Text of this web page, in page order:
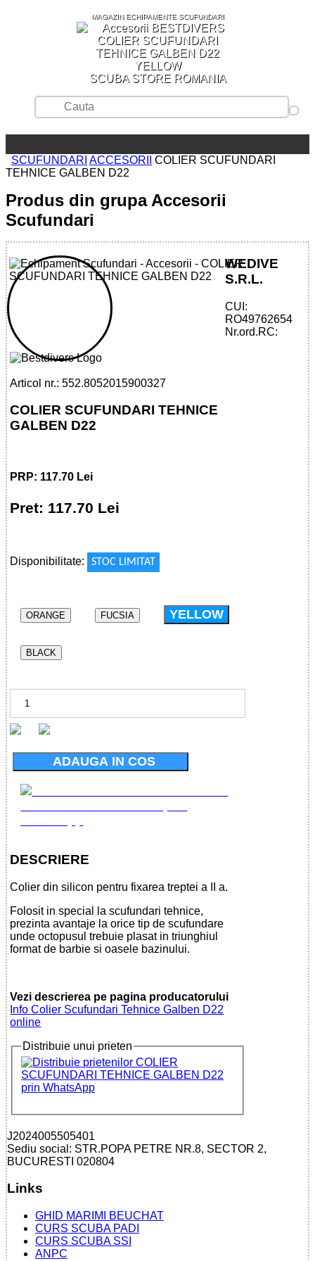
MAGAZIN ECHIPAMENTE SCUFUNDARI
SCUBA STORE ROMANIA
SCUFUNDARI ACCESORII
COLIER SCUFUNDARI
TEHNICE GALBEN D22
Produs din grupa Accesorii
Scufundari
80520159003 - TECHNICAL COLLAR
TK0119
Articol nr.: 552.8052015900327
COLIER SCUFUNDARI TEHNICE
GALBEN D22
PRP: 117.70 Lei
Pret: 117.70 Lei
Disponibilitate:
STOC LIMITAT
ORANGE FUCSIA YELLOW
BLACK
ADAUGA IN COS
DESCRIERE
Colier din silicon pentru fixarea treptei a II a.
Folosit in special la scufundari tehnice,
prezinta avantaje la orice tip de scufundare
unde octopusul trebuie plasat in triunghiul
format de barbie si oasele bazinului.
Vezi descrierea pe pagina producatorului
Info Colier Scufundari Tehnice Galben D22
online
Distribuie unui prieten
WEDIVE
S.R.L.
CUI:
RO49762654
Nr.ord.RC:
J2024005505401
Sediu social: STR.POPA PETRE NR.8, SECTOR 2,
BUCURESTI 020804
Links
GHID MARIMI BEUCHAT
CURS SCUBA PADI
CURS SCUBA SSI
ANPC